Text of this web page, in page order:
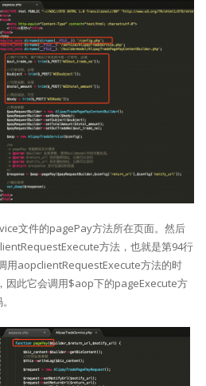
文件的pagePay方法所在页面。然后
方法，也就是第94行
用aopclientRequestExecute方法的时
因此它会调用$aop下的pageExecute方